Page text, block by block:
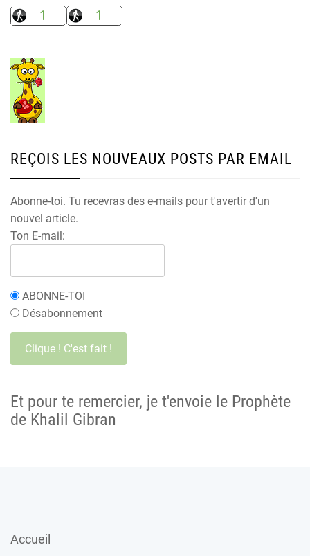
REÇOIS LES NOUVEAUX POSTS PAR EMAIL
Abonne-toi. Tu recevras des e-mails pour t'avertir d'un
nouvel article.
Ton E-mail:
ABONNE-TOI
Désabonnement
Et pour te remercier, je t'envoie le Prophète
de Khalil Gibran
Accueil